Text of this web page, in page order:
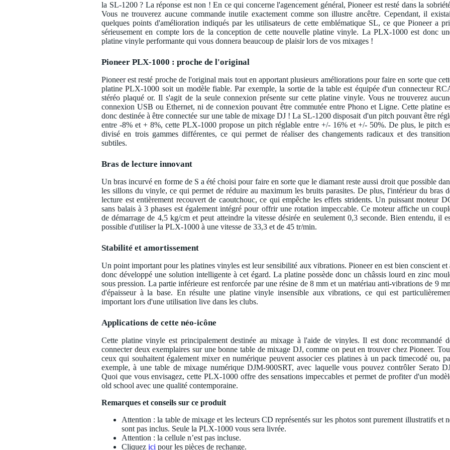
la SL-1200 ? La réponse est non ! En ce qui concerne l'agencement général, Pioneer est resté dans la
Vous ne trouverez aucune commande inutile exactement comme son illustre ancêtre. Cependant, il
quelques points d'amélioration indiqués par les utilisateurs de cette emblématique SL, ce que Pioneer a
sérieusement en compte lors de la conception de cette nouvelle platine vinyle. La PLX-1000 est donc
platine vinyle performante qui vous donnera beaucoup de plaisir lors de vos mixages !
Pioneer PLX-1000 : proche de l'original
Pioneer est resté proche de l'original mais tout en apportant plusieurs améliorations pour faire en sorte que
platine PLX-1000 soit un modèle fiable. Par exemple, la sortie de la table est équipée d'un connecteur
stéréo plaqué or. Il s'agit de la seule connexion présente sur cette platine vinyle. Vous ne trouverez
connexion USB ou Ethernet, ni de connexion pouvant être commutée entre Phono et Ligne. Cette platine
donc destinée à être connectée sur une table de mixage DJ ! La SL-1200 disposait d'un pitch pouvant être
entre -8% et + 8%, cette PLX-1000 propose un pitch réglable entre +/- 16% et +/- 50%. De plus, le pitch
divisé en trois gammes différentes, ce qui permet de réaliser des changements radicaux et des
subtiles.
Bras de lecture innovant
Un bras incurvé en forme de S a été choisi pour faire en sorte que le diamant reste aussi droit que possible
les sillons du vinyle, ce qui permet de réduire au maximum les bruits parasites. De plus, l'intérieur du bras
lecture est entièrement recouvert de caoutchouc, ce qui empêche les effets stridents. Un puissant moteur
sans balais à 3 phases est également intégré pour offrir une rotation impeccable. Ce moteur affiche un
de démarrage de 4,5 kg/cm et peut atteindre la vitesse désirée en seulement 0,3 seconde. Bien entendu, il
possible d'utiliser la PLX-1000 à une vitesse de 33,3 et de 45 tr/min.
Stabilité et amortissement
Un point important pour les platines vinyles est leur sensibilité aux vibrations. Pioneer en est bien conscient et
donc développé une solution intelligente à cet égard. La platine possède donc un châssis lourd en zinc
sous pression. La partie inférieure est renforcée par une résine de 8 mm et un matériau anti-vibrations de 9
d'épaisseur à la base. En résulte une platine vinyle insensible aux vibrations, ce qui est
important lors d'une utilisation live dans les clubs.
Applications de cette néo-icône
Cette platine vinyle est principalement destinée au mixage à l'aide de vinyles. Il est donc recommandé
connecter deux exemplaires sur une bonne table de mixage DJ, comme on peut en trouver chez Pioneer.
ceux qui souhaitent également mixer en numérique peuvent associer ces platines à un pack timecodé ou,
exemple, à une table de mixage numérique DJM-900SRT, avec laquelle vous pouvez contrôler Serato
Quoi que vous envisagez, cette PLX-1000 offre des sensations impeccables et permet de profiter d'un
old school avec une qualité contemporaine.
Remarques et conseils sur ce produit
Attention : la table de mixage et les lecteurs CD représentés sur les photos sont purement illustratifs et
sont pas inclus. Seule la PLX-1000 vous sera livrée.
Attention : la cellule n’est pas incluse.
Cliquez ici pour les pièces de rechange.